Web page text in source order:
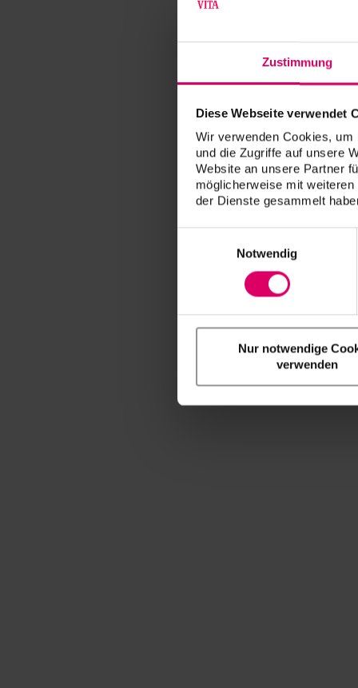
Zustimmung
Diese Webseite verwendet
Wir verwenden Cookies,
und die Zugriffe auf unsere
Website an unsere Partner
möglicherweise mit
der Dienste gesammelt
Notwendig
Nur notwendige
verwenden